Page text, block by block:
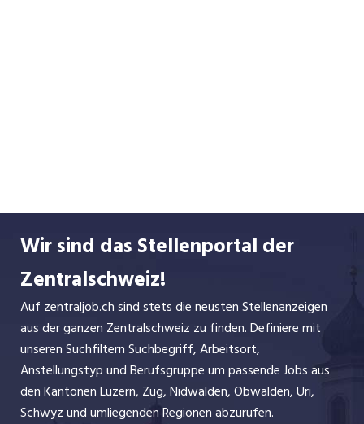
Wir sind das Stellenportal der
Zentralschweiz!
Auf zentraljob.ch sind stets die neusten Stellenanzeigen
aus der ganzen Zentralschweiz zu finden. Definiere mit
unseren Suchfiltern Suchbegriff, Arbeitsort,
Anstellungstyp und Berufsgruppe um passende Jobs aus
den Kantonen Luzern, Zug, Nidwalden, Obwalden, Uri,
Schwyz und umliegenden Regionen abzurufen.